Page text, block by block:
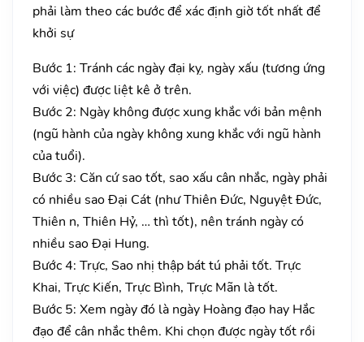
phải làm theo các bước để xác định giờ tốt nhất để
khởi sự
Bước 1: Tránh các ngày đại kỵ, ngày xấu (tương ứng
với việc) được liệt kê ở trên.
Bước 2: Ngày không được xung khắc với bản mệnh
(ngũ hành của ngày không xung khắc với ngũ hành
của tuổi).
Bước 3: Căn cứ sao tốt, sao xấu cân nhắc, ngày phải
có nhiều sao Đại Cát (như Thiên Đức, Nguyệt Đức,
Thiên n, Thiên Hỷ, … thì tốt), nên tránh ngày có
nhiều sao Đại Hung.
Bước 4: Trực, Sao nhị thập bát tú phải tốt. Trực
Khai, Trực Kiến, Trực Bình, Trực Mãn là tốt.
Bước 5: Xem ngày đó là ngày Hoàng đạo hay Hắc
đạo để cân nhắc thêm. Khi chọn được ngày tốt rồi